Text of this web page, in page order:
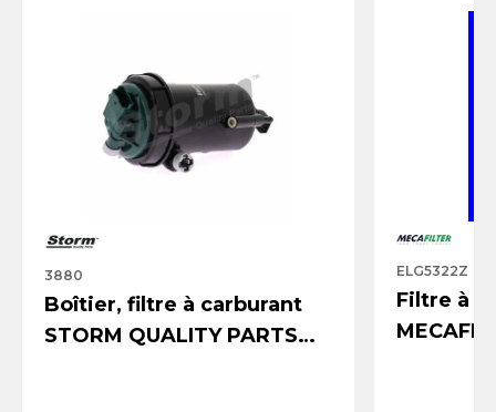
3880
Boîtier, filtre à carburant
STORM QUALITY PARTS
ELG5322Z
Filtre à